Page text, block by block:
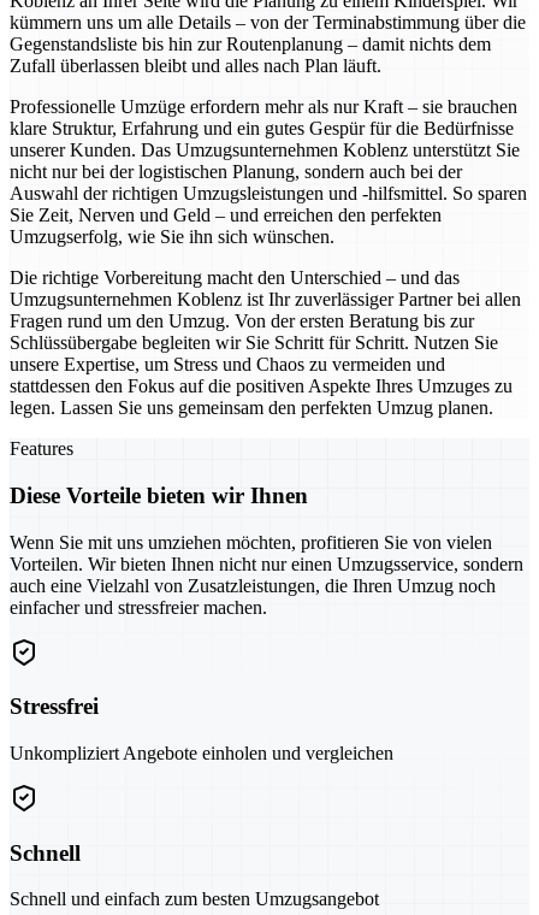
kümmern uns um alle Details – von der Terminabstimmung über die
Gegenstandsliste bis hin zur Routenplanung – damit nichts dem
Zufall überlassen bleibt und alles nach Plan läuft.
Professionelle Umzüge erfordern mehr als nur Kraft – sie brauchen
klare Struktur, Erfahrung und ein gutes Gespür für die Bedürfnisse
unserer Kunden. Das Umzugsunternehmen Koblenz unterstützt Sie
nicht nur bei der logistischen Planung, sondern auch bei der
Auswahl der richtigen Umzugsleistungen und -hilfsmittel. So sparen
Sie Zeit, Nerven und Geld – und erreichen den perfekten
Umzugserfolg, wie Sie ihn sich wünschen.
Die richtige Vorbereitung macht den Unterschied – und das
Umzugsunternehmen Koblenz ist Ihr zuverlässiger Partner bei allen
Fragen rund um den Umzug. Von der ersten Beratung bis zur
Schlüssübergabe begleiten wir Sie Schritt für Schritt. Nutzen Sie
unsere Expertise, um Stress und Chaos zu vermeiden und
stattdessen den Fokus auf die positiven Aspekte Ihres Umzuges zu
legen. Lassen Sie uns gemeinsam den perfekten Umzug planen.
Features
Diese Vorteile bieten wir Ihnen
Wenn Sie mit uns umziehen möchten, profitieren Sie von vielen
Vorteilen. Wir bieten Ihnen nicht nur einen Umzugsservice, sondern
auch eine Vielzahl von Zusatzleistungen, die Ihren Umzug noch
einfacher und stressfreier machen.
Stressfrei
Unkompliziert Angebote einholen und vergleichen
Schnell
Schnell und einfach zum besten Umzugsangebot